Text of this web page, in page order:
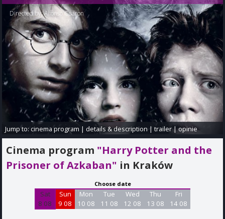
Directed by:Alfonso Cuaron
Jump to:cinema program |details & description |trailer|opinie
Cinema program "Harry Potter and the
Prisoner of Azkaban" in Kraków
Choose date
Sat
8 08
Sun
9 08
Mon
10 08
Tue
11 08
Wed
12 08
Thu
13 08
Fri
14 08